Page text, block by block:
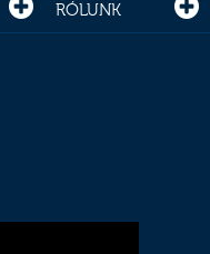
RÓLUNK